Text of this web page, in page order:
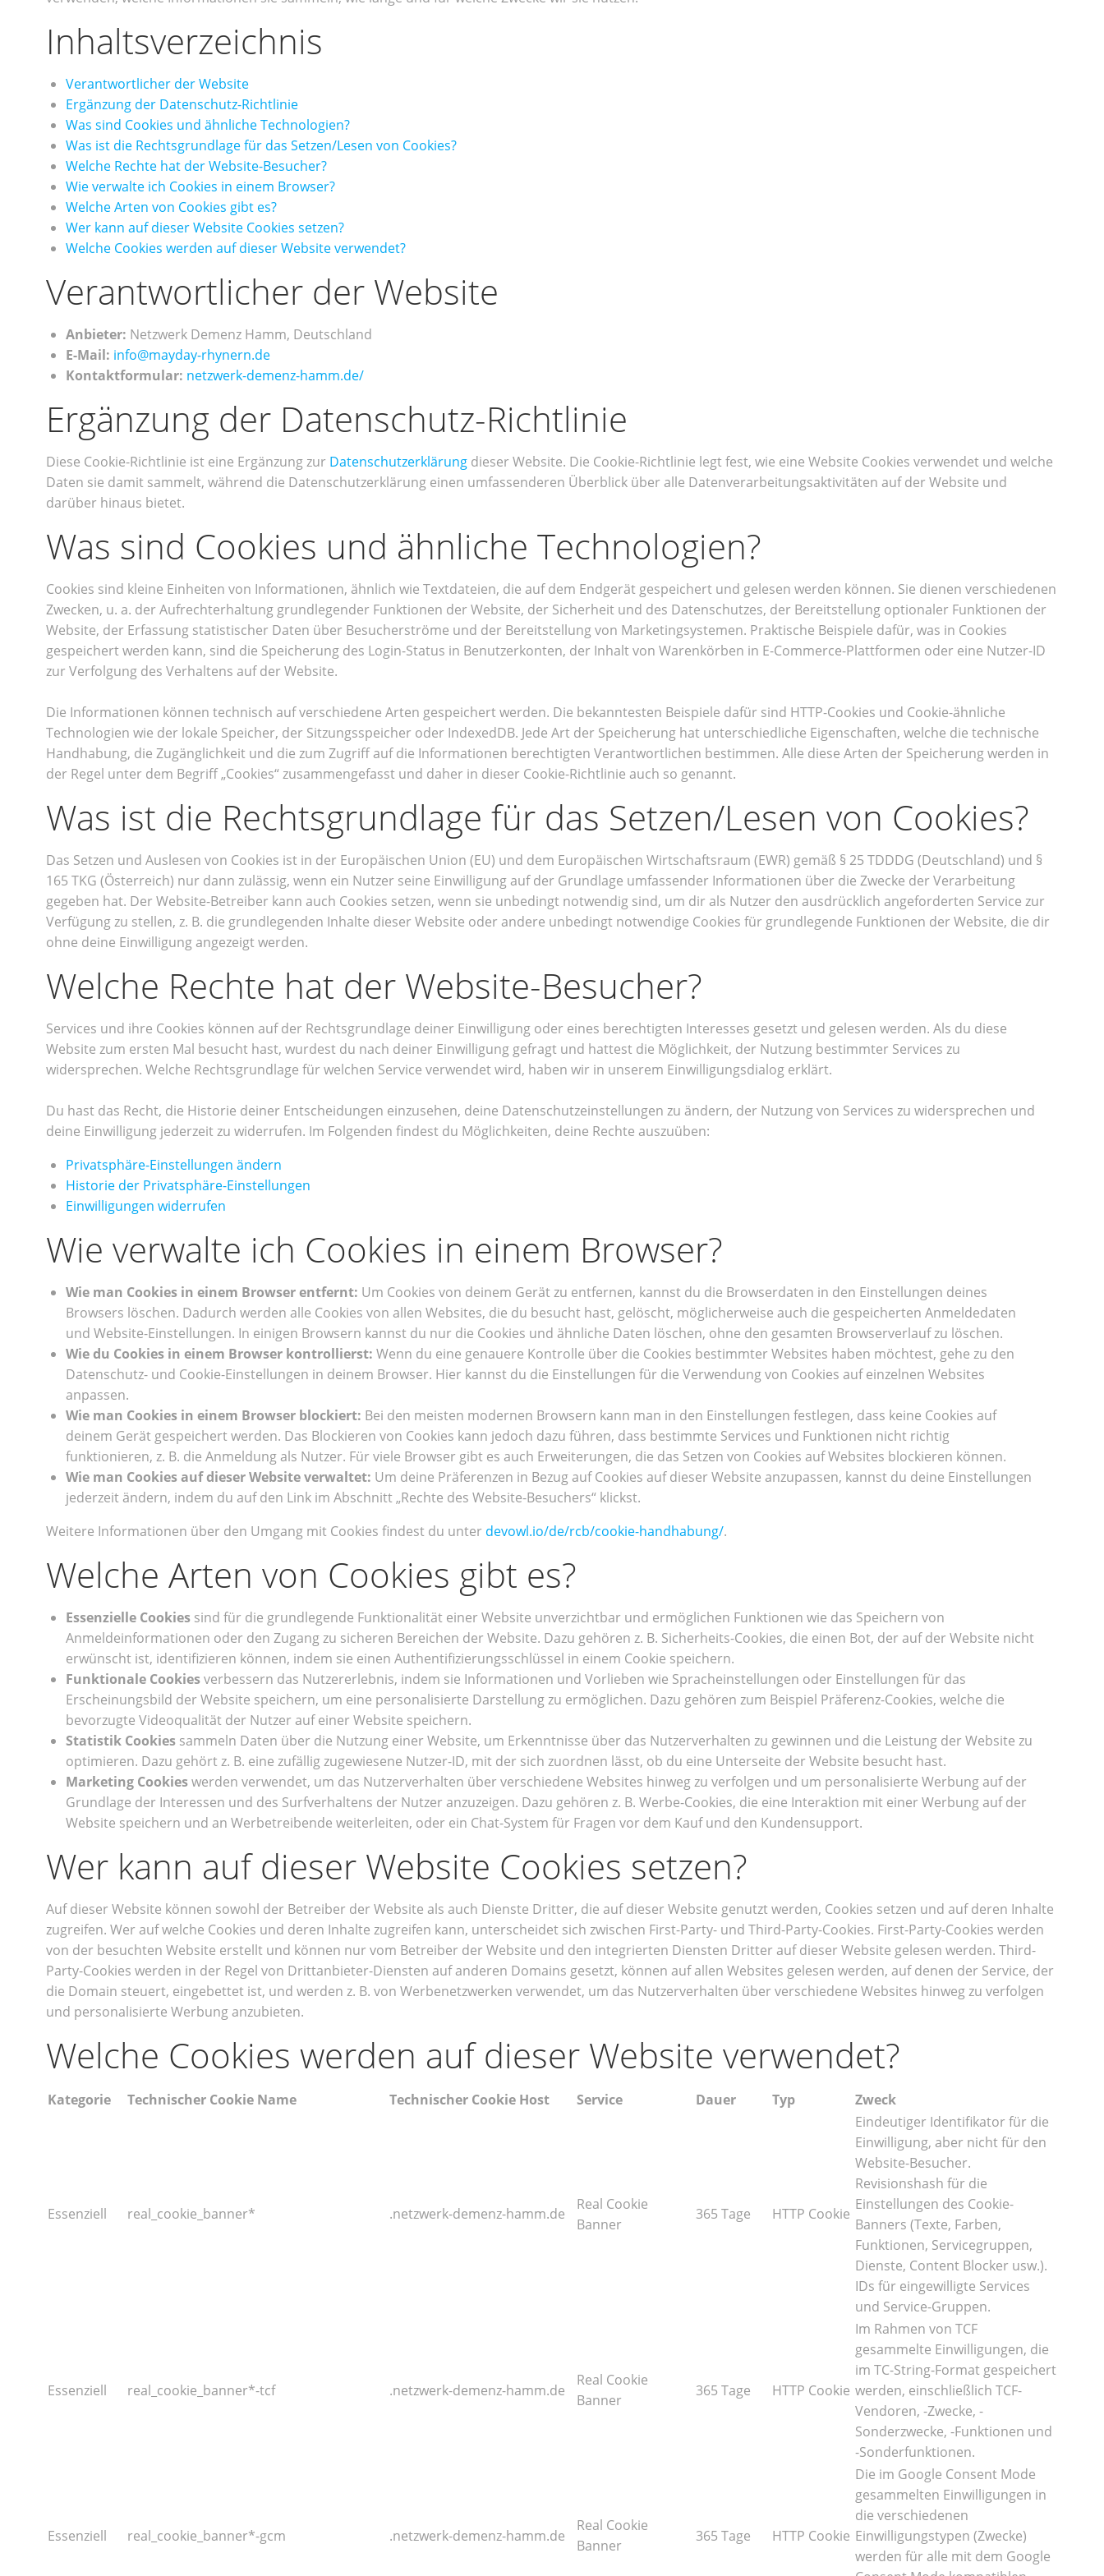
Inhaltsverzeichnis
Verantwortlicher der Website
Ergänzung der Datenschutz-Richtlinie
Was sind Cookies und ähnliche Technologien?
Was ist die Rechtsgrundlage für das Setzen/Lesen von Cookies?
Welche Rechte hat der Website-Besucher?
Wie verwalte ich Cookies in einem Browser?
Welche Arten von Cookies gibt es?
Wer kann auf dieser Website Cookies setzen?
Welche Cookies werden auf dieser Website verwendet?
Verantwortlicher der Website
Anbieter: Netzwerk Demenz Hamm, Deutschland
E-Mail: info@mayday-rhynern.de
Kontaktformular: netzwerk-demenz-hamm.de/
Ergänzung der Datenschutz-Richtlinie
Diese Cookie-Richtlinie ist eine Ergänzung zur Datenschutzerklärung dieser Website. Die Cookie-Richtlinie legt fest, wie eine Website Cookies verwendet und welche
Daten sie damit sammelt, während die Datenschutzerklärung einen umfassenderen Überblick über alle Datenverarbeitungsaktivitäten auf der Website und
darüber hinaus bietet.
Was sind Cookies und ähnliche Technologien?
Cookies sind kleine Einheiten von Informationen, ähnlich wie Textdateien, die auf dem Endgerät gespeichert und gelesen werden können. Sie dienen verschiedenen
Zwecken, u. a. der Aufrechterhaltung grundlegender Funktionen der Website, der Sicherheit und des Datenschutzes, der Bereitstellung optionaler Funktionen der
Website, der Erfassung statistischer Daten über Besucherströme und der Bereitstellung von Marketingsystemen. Praktische Beispiele dafür, was in Cookies
gespeichert werden kann, sind die Speicherung des Login-Status in Benutzerkonten, der Inhalt von Warenkörben in E-Commerce-Plattformen oder eine Nutzer-ID
zur Verfolgung des Verhaltens auf der Website.
Die Informationen können technisch auf verschiedene Arten gespeichert werden. Die bekanntesten Beispiele dafür sind HTTP-Cookies und Cookie-ähnliche
Technologien wie der lokale Speicher, der Sitzungsspeicher oder IndexedDB. Jede Art der Speicherung hat unterschiedliche Eigenschaften, welche die technische
Handhabung, die Zugänglichkeit und die zum Zugriff auf die Informationen berechtigten Verantwortlichen bestimmen. Alle diese Arten der Speicherung werden in
der Regel unter dem Begriff „Cookies“ zusammengefasst und daher in dieser Cookie-Richtlinie auch so genannt.
Was ist die Rechtsgrundlage für das Setzen/Lesen von Cookies?
Das Setzen und Auslesen von Cookies ist in der Europäischen Union (EU) und dem Europäischen Wirtschaftsraum (EWR) gemäß § 25 TDDDG (Deutschland) und §
165 TKG (Österreich) nur dann zulässig, wenn ein Nutzer seine Einwilligung auf der Grundlage umfassender Informationen über die Zwecke der Verarbeitung
gegeben hat. Der Website-Betreiber kann auch Cookies setzen, wenn sie unbedingt notwendig sind, um dir als Nutzer den ausdrücklich angeforderten Service zur
Verfügung zu stellen, z. B. die grundlegenden Inhalte dieser Website oder andere unbedingt notwendige Cookies für grundlegende Funktionen der Website, die dir
ohne deine Einwilligung angezeigt werden.
Welche Rechte hat der Website-Besucher?
Services und ihre Cookies können auf der Rechtsgrundlage deiner Einwilligung oder eines berechtigten Interesses gesetzt und gelesen werden. Als du diese
Website zum ersten Mal besucht hast, wurdest du nach deiner Einwilligung gefragt und hattest die Möglichkeit, der Nutzung bestimmter Services zu
widersprechen. Welche Rechtsgrundlage für welchen Service verwendet wird, haben wir in unserem Einwilligungsdialog erklärt.
Du hast das Recht, die Historie deiner Entscheidungen einzusehen, deine Datenschutzeinstellungen zu ändern, der Nutzung von Services zu widersprechen und
deine Einwilligung jederzeit zu widerrufen. Im Folgenden findest du Möglichkeiten, deine Rechte auszuüben:
Privatsphäre-Einstellungen ändern
Historie der Privatsphäre-Einstellungen
Einwilligungen widerrufen
Wie verwalte ich Cookies in einem Browser?
Wie man Cookies in einem Browser entfernt: Um Cookies von deinem Gerät zu entfernen, kannst du die Browserdaten in den Einstellungen deines
Browsers löschen. Dadurch werden alle Cookies von allen Websites, die du besucht hast, gelöscht, möglicherweise auch die gespeicherten Anmeldedaten
und Website-Einstellungen. In einigen Browsern kannst du nur die Cookies und ähnliche Daten löschen, ohne den gesamten Browserverlauf zu löschen.
Wie du Cookies in einem Browser kontrollierst: Wenn du eine genauere Kontrolle über die Cookies bestimmter Websites haben möchtest, gehe zu den
Datenschutz- und Cookie-Einstellungen in deinem Browser. Hier kannst du die Einstellungen für die Verwendung von Cookies auf einzelnen Websites
anpassen.
Wie man Cookies in einem Browser blockiert: Bei den meisten modernen Browsern kann man in den Einstellungen festlegen, dass keine Cookies auf
deinem Gerät gespeichert werden. Das Blockieren von Cookies kann jedoch dazu führen, dass bestimmte Services und Funktionen nicht richtig
funktionieren, z. B. die Anmeldung als Nutzer. Für viele Browser gibt es auch Erweiterungen, die das Setzen von Cookies auf Websites blockieren können.
Wie man Cookies auf dieser Website verwaltet: Um deine Präferenzen in Bezug auf Cookies auf dieser Website anzupassen, kannst du deine Einstellungen
jederzeit ändern, indem du auf den Link im Abschnitt „Rechte des Website-Besuchers“ klickst.
Weitere Informationen über den Umgang mit Cookies findest du unter devowl.io/de/rcb/cookie-handhabung/.
Welche Arten von Cookies gibt es?
Essenzielle Cookies sind für die grundlegende Funktionalität einer Website unverzichtbar und ermöglichen Funktionen wie das Speichern von
Anmeldeinformationen oder den Zugang zu sicheren Bereichen der Website. Dazu gehören z. B. Sicherheits-Cookies, die einen Bot, der auf der Website nicht
erwünscht ist, identifizieren können, indem sie einen Authentifizierungsschlüssel in einem Cookie speichern.
Funktionale Cookiesverbessern das Nutzererlebnis, indem sie Informationen und Vorlieben wie Spracheinstellungen oder Einstellungen für das
Erscheinungsbild der Website speichern, um eine personalisierte Darstellung zu ermöglichen. Dazu gehören zum Beispiel Präferenz-Cookies, welche die
bevorzugte Videoqualität der Nutzer auf einer Website speichern.
Statistik Cookies sammeln Daten über die Nutzung einer Website, um Erkenntnisse über das Nutzerverhalten zu gewinnen und die Leistung der Website zu
optimieren. Dazu gehört z. B. eine zufällig zugewiesene Nutzer-ID, mit der sich zuordnen lässt, ob du eine Unterseite der Website besucht hast.
Marketing Cookieswerden verwendet, um das Nutzerverhalten über verschiedene Websites hinweg zu verfolgen und um personalisierte Werbung auf der
Grundlage der Interessen und des Surfverhaltens der Nutzer anzuzeigen. Dazu gehören z. B. Werbe-Cookies, die eine Interaktion mit einer Werbung auf der
Website speichern und an Werbetreibende weiterleiten, oder ein Chat-System für Fragen vor dem Kauf und den Kundensupport.
Wer kann auf dieser Website Cookies setzen?
Auf dieser Website können sowohl der Betreiber der Website als auch Dienste Dritter, die auf dieser Website genutzt werden, Cookies setzen und auf deren Inhalte
zugreifen. Wer auf welche Cookies und deren Inhalte zugreifen kann, unterscheidet sich zwischen First-Party- und Third-Party-Cookies. First-Party-Cookies werden
von der besuchten Website erstellt und können nur vom Betreiber der Website und den integrierten Diensten Dritter auf dieser Website gelesen werden. Third-
Party-Cookies werden in der Regel von Drittanbieter-Diensten auf anderen Domains gesetzt, können auf allen Websites gelesen werden, auf denen der Service, der
die Domain steuert, eingebettet ist, und werden z. B. von Werbenetzwerken verwendet, um das Nutzerverhalten über verschiedene Websites hinweg zu verfolgen
und personalisierte Werbung anzubieten.
Welche Cookies werden auf dieser Website verwendet?
Kategorie Technischer Cookie Name Technischer Cookie Host Service Dauer Typ Zweck
Essenziell real_cookie_banner* .netzwerk-demenz-hamm.de
Real Cookie
Banner
365 Tage HTTP Cookie
Eindeutiger Identifikator für die
Einwilligung, aber nicht für den
Website-Besucher.
Revisionshash für die
Einstellungen des Cookie-
Banners (Texte, Farben,
Funktionen, Servicegruppen,
Dienste, Content Blocker usw.).
IDs für eingewilligte Services
und Service-Gruppen.
Essenziell real_cookie_banner*-tcf .netzwerk-demenz-hamm.de
Real Cookie
Banner
365 Tage HTTP Cookie
Im Rahmen von TCF
gesammelte Einwilligungen, die
im TC-String-Format gespeichert
werden, einschließlich TCF-
Vendoren, -Zwecke, -
Sonderzwecke, -Funktionen und
-Sonderfunktionen.
Essenziell real_cookie_banner*-gcm .netzwerk-demenz-hamm.de
Real Cookie
Banner
365 Tage HTTP Cookie
Die im Google Consent Mode
gesammelten Einwilligungen in
die verschiedenen
Einwilligungstypen (Zwecke)
werden für alle mit dem Google